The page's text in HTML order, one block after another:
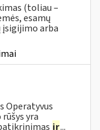
(toliau –
esamų
arba
Operatyvus
yra
ir...